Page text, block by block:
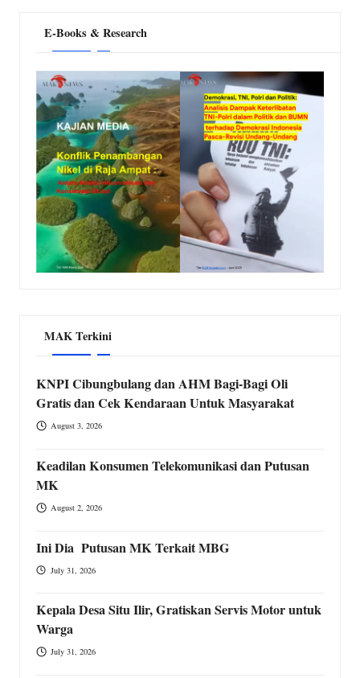
E-Books & Research
MAK Terkini
KNPI Cibungbulang dan AHM Bagi-Bagi Oli
Gratis dan Cek Kendaraan Untuk Masyarakat
August 3, 2026
Keadilan Konsumen Telekomunikasi dan Putusan
MK
August 2, 2026
Ini Dia Putusan MK Terkait MBG
July 31, 2026
Kepala Desa Situ Ilir, Gratiskan Servis Motor untuk
Warga
July 31, 2026